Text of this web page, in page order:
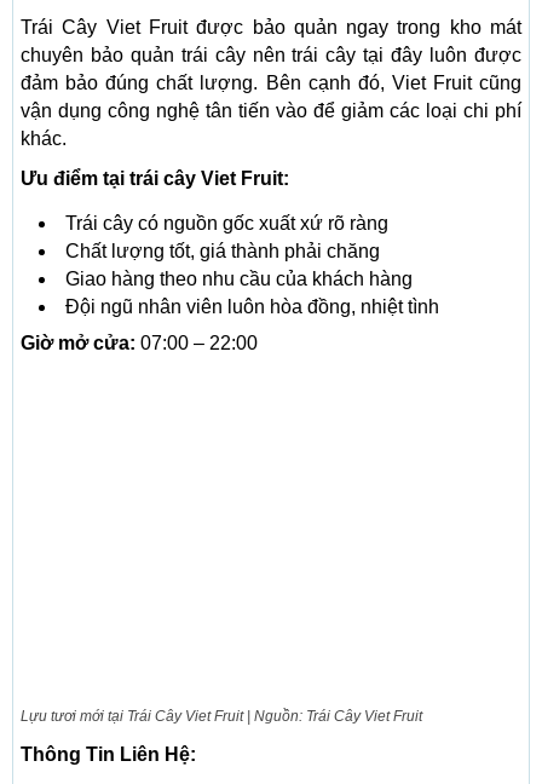
Trái Cây Viet Fruit được bảo quản ngay trong kho mát
chuyên bảo quản trái cây nên trái cây tại đây luôn được
đảm bảo đúng chất lượng. Bên cạnh đó, Viet Fruit cũng
vận dụng công nghệ tân tiến vào để giảm các loại chi phí
khác.
Ưu điểm tại trái cây Viet Fruit:
Trái cây có nguồn gốc xuất xứ rõ ràng
Chất lượng tốt, giá thành phải chăng
Giao hàng theo nhu cầu của khách hàng
Đội ngũ nhân viên luôn hòa đồng, nhiệt tình
Giờ mở cửa: 07:00 – 22:00
Lựu tươi mới tại Trái Cây Viet Fruit | Nguồn: Trái Cây Viet Fruit
Thông Tin Liên Hệ: